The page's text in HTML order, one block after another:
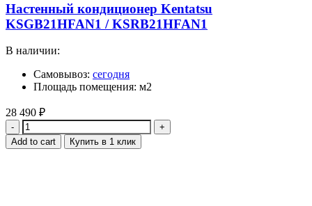
Настенный кондиционер Kentatsu
KSGB21HFAN1 / KSRB21HFAN1
В наличии:
Самовывоз: сегодня
Площадь помещения: м2
28 490 ₽
Quantity
Add to cart Купить в 1 клик